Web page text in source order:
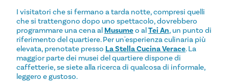
I visitatori che si fermano a tarda notte, compresi quelli
che si trattengono dopo uno spettacolo, dovrebbero
programmare una cena al Musumeo alTei An, un punto di
riferimento del quartiere. Per un'esperienza culinaria più
elevata, prenotate presso La Stella Cucina Verace. La
maggior parte dei musei del quartiere dispone di
caffetterie, se siete alla ricerca di qualcosa di informale,
leggero e gustoso.